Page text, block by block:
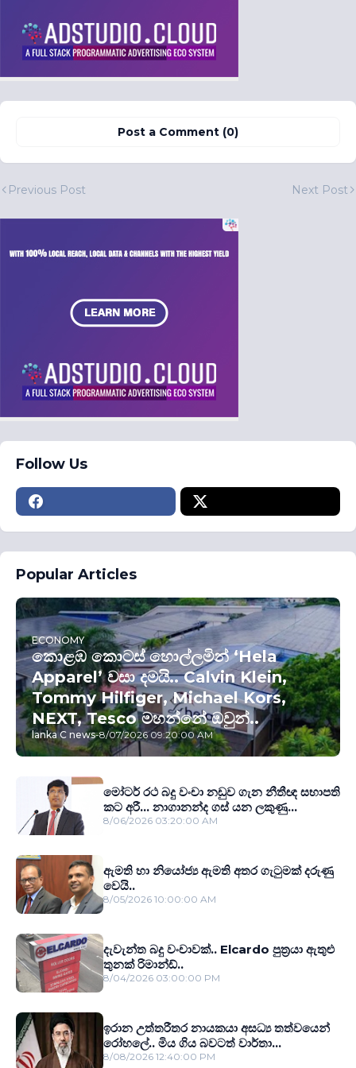
Post a Comment (0)
Previous Post Next Post
Follow Us
Popular Articles
ECONOMY
කොළඹ කොටස් හොල්ලමින් ‘Hela
Apparel’ වසා දමයි.. Calvin Klein,
Tommy Hilfiger, Michael Kors,
NEXT, Tesco මහන්නේ ඔවුන්..
lanka C news-8/07/2026 09:20:00 AM
මෝටර් රථ බදු වංචා නඩුව ගැන නීතීඥ සභාපති
කට අරී... නාගානන්ද ගස් යන ලකුණු...
8/06/2026 03:20:00 AM
ඇමති හා නියෝජ්‍ය ඇමති අතර ගැටුමක් දරුණු
වෙයි..
8/05/2026 10:00:00 AM
දැවැන්ත බදු වංචාවක්.. Elcardo පුත‍්‍රයා ඇතුළු
තුනක් රිමාන්ඩ්..
8/04/2026 03:00:00 PM
ඉරාන උත්තරීතර නායකයා අසධ්‍ය තත්වයෙන්
රෝහලේ.. මිය ගිය බවටත් වාර්තා...
8/08/2026 12:40:00 PM